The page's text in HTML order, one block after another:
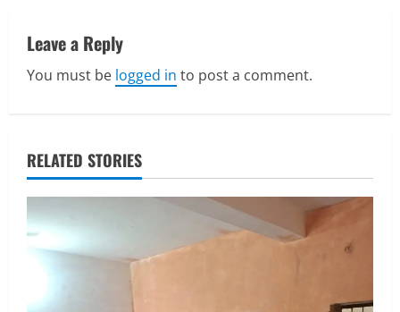
v
i
a
t
i
Leave a Reply
You must be logged in to post a comment.
RELATED STORIES